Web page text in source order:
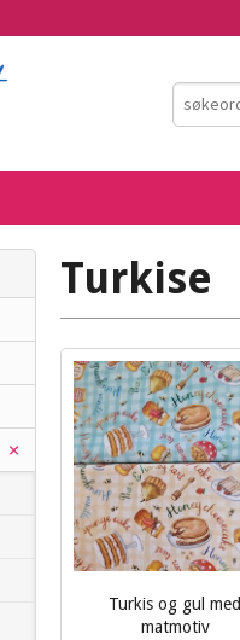
Turkise
Turkis og gul med
matmotiv